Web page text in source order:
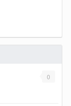
0